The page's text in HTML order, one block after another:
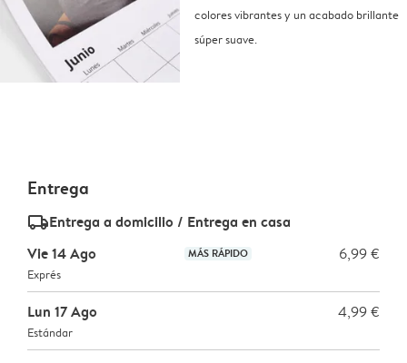
colores vibrantes y un acabado brillante
súper suave.
Entrega
delivery_standard_v2Entrega a domicilio / Entrega en casa
Vie 14 Ago
MÁS RÁPIDO 6,99 €
Exprés
Lun 17 Ago 4,99 €
Estándar